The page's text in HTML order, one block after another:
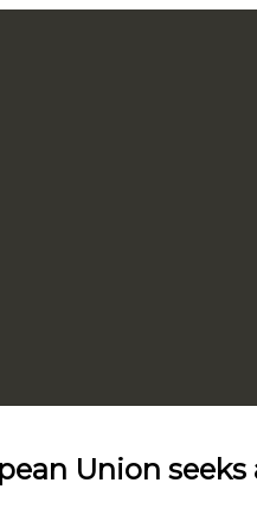
Union